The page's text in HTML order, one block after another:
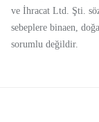
ve İhracat Ltd. Şti.
sebeplere binaen,
sorumlu değildir.